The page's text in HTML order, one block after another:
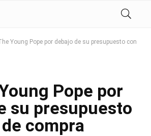
Young Pope por debajo de su presupuesto con
Pope por
su presupuesto
compra